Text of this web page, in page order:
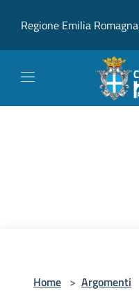
Regione Emilia Romagna
Home > Argomenti